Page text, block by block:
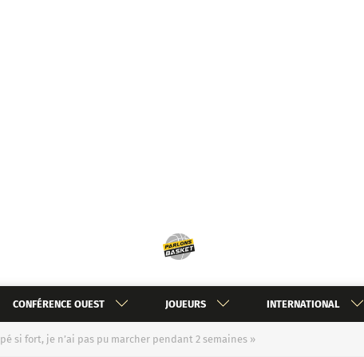
CONFÉRENCE OUEST JOUEURS INTERNATIONAL
si fort, je n’ai pas pu marcher pendant 2 semaines »